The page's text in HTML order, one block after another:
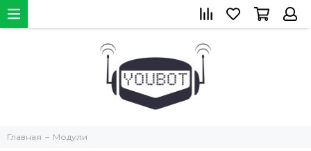
Главная Модули